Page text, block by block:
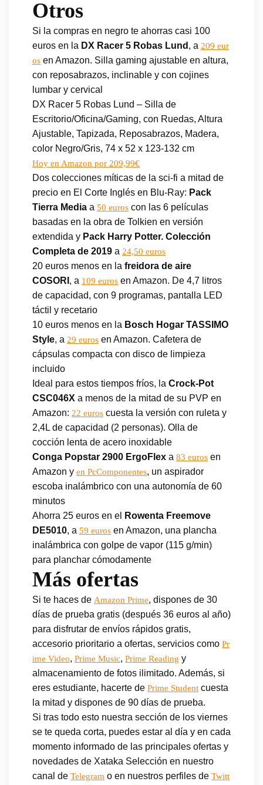
Otros
Si la compras en negro te ahorras casi 100
euros en la DX Racer 5 Robas Lund , a 209 eur
os en Amazon. Silla gaming ajustable en altura,
con reposabrazos, inclinable y con cojines
lumbar y cervical
DX Racer 5 Robas Lund – Silla de
Escritorio/Oficina/Gaming, con Ruedas, Altura
Ajustable, Tapizada, Reposabrazos, Madera,
color Negro/Gris, 74 x 52 x 123-132 cm
Hoy en Amazon por 209,99€
Dos colecciones míticas de la sci-fi a mitad de
precio en El Corte Inglés en Blu-Ray: Pack
Tierra Media a 50 euros con las 6 películas
basadas en la obra de Tolkien en versión
extendida y Pack Harry Potter. Colección
Completa de 2019 a 24,50 euros
20 euros menos en la freidora de aire
COSORI , a 109 euros en Amazon. De 4,7 litros
de capacidad, con 9 programas, pantalla LED
táctil y recetario
10 euros menos en la Bosch Hogar TASSIMO
Style, a 29 euros en Amazon. Cafetera de
cápsulas compacta con disco de limpieza
incluido
Ideal para estos tiempos fríos, la Crock-Pot
CSC046X a menos de la mitad de su PVP en
Amazon: 22 euros cuesta la versión con ruleta y
2,4L de capacidad (2 personas). Olla de
cocción lenta de acero inoxidable
Conga Popstar 2900 ErgoFlex a 83 euros en
Amazon y en PcComponentes, un aspirador
escoba inalámbrico con una autonomía de 60
minutos
Ahorra 25 euros en el
Rowenta Freemove
DE5010, a 59 euros en Amazon, una plancha
inalámbrica con golpe de vapor (115 g/min)
para planchar cómodamente
Más ofertas
Si te haces de Amazon Prime, dispones de 30
días de prueba gratis (después 36 euros al año)
para disfrutar de envíos rápidos gratis,
accesorio prioritario a ofertas, servicios como Pr
ime Video, Prime Music, Prime Reading y
almacenamiento de fotos ilimitado. Además, si
eres estudiante, hacerte de Prime Student cuesta
la mitad y dispones de 90 días de prueba.
Si tras todo esto nuestra sección de los viernes
se te queda corta, puedes estar al día y en cada
momento informado de las principales ofertas y
novedades de Xataka Selección en nuestro
canal de Telegram o en nuestros perfiles de Twitt